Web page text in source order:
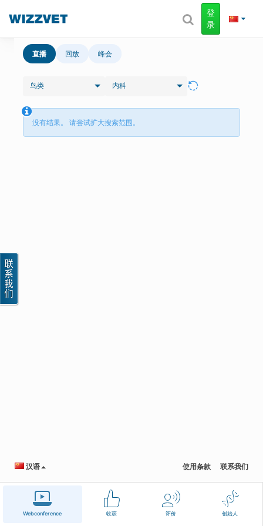
Webconference 收获 评价 创始人
登
录
直播 回放 峰会
鸟类 内科
没有结果。 请尝试扩大搜索范围。
汉语 使用条款 联系我们